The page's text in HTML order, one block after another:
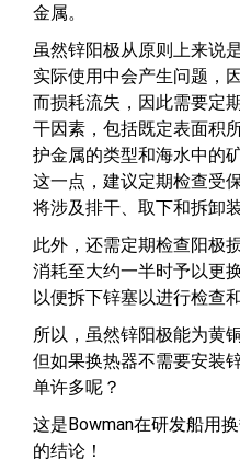
金属。
虽然锌阳极从原则上来说
实际使用中会产生问题，
而损耗流失，因此需要定
干因素，包括既定表面积
护金属的类型和海水中的
这一点，建议定期检查受
将涉及排干、取下和拆卸
此外，还需定期检查阳极
消耗至大约一半时予以更
以便拆下锌塞以进行检查和
所以，虽然锌阳极能为黄
但如果换热器不需要安装
单许多呢？
这是Bowman在研发船用
的结论！